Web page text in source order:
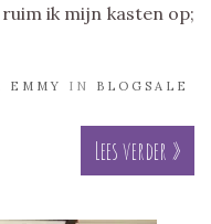
ik mijn kasten op;
EMMY IN BLOGSALE
Lees verder »